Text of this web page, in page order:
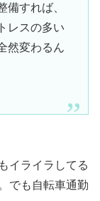
備すれば、
レスの多い
然変わるん
イライラしてる
でも自転車通勤